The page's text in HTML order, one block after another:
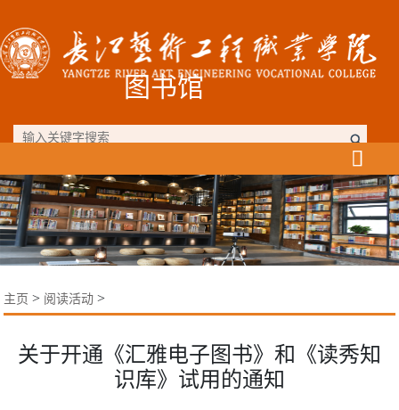
图书馆

主页 > 阅读活动 >
关于开通《汇雅电子图书》和《读秀知
识库》试用的通知